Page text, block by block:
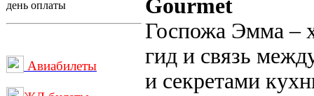
день оплаты
Авиабилеты
Gourmet
Госпожа Эмма –
гид и связь
и секретами